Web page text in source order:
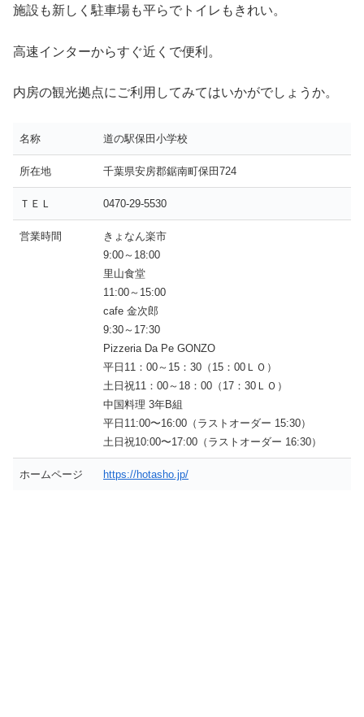
施設も新しく駐車場も平らでトイレもきれい。
高速インターからすぐ近くで便利。
内房の観光拠点にご利用してみてはいかがでしょうか。
名称 道の駅保田小学校
所在地 千葉県安房郡鋸南町保田724
ＴＥＬ 0470-29-5530
営業時間
きょなん楽市
9:00～18:00
里山食堂
11:00～15:00
cafe 金次郎
9:30～17:30
Pizzeria Da Pe GONZO
平日11：00～15：30（15：00ＬＯ）
土日祝11：00～18：00（17：30ＬＯ）
中国料理 3年B組
平日11:00〜16:00（ラストオーダー 15:30）
土日祝10:00〜17:00（ラストオーダー 16:30）
ホームページ https://hotasho.jp/